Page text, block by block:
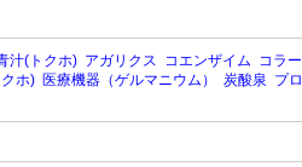
汁(トクホ) アガリクス コエンザイム コラー
ホ) 医療機器（ゲルマニウム） 炭酸泉 プロ